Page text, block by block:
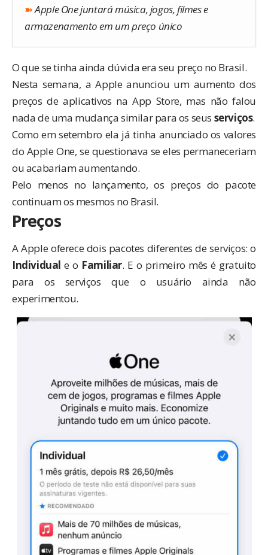
➽Apple One juntará música, jogos, filmes e
armazenamento em um preço único
O que se tinha ainda dúvida era seu preço no Brasil.
Nesta semana, a Apple anunciou um aumento dos
preços de aplicativos na App Store, mas não falou
nada de uma mudança similar para os seus serviços.
Como em setembro ela já tinha anunciado os valores
do Apple One, se questionava se eles permaneceriam
ou acabariam aumentando.
Pelo menos no lançamento, os preços do pacote
continuam os mesmos no Brasil.
Preços
A Apple oferece dois pacotes diferentes de serviços: o
Individual e o Familiar. E o primeiro mês é gratuito
para os serviços que o usuário ainda não
experimentou.